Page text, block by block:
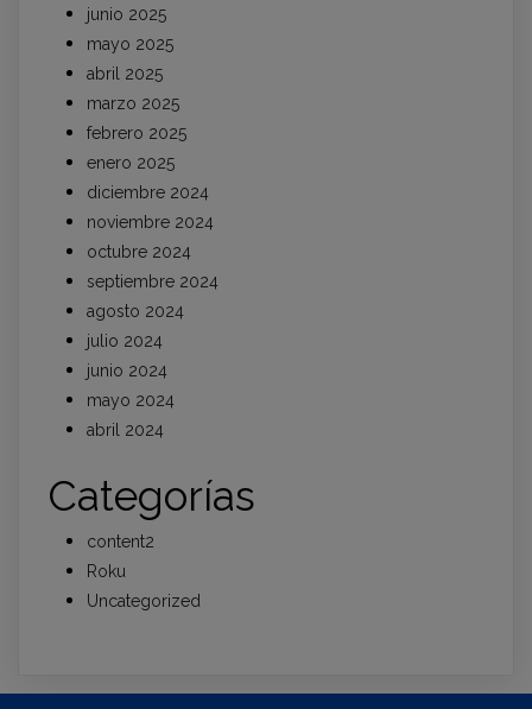
junio 2025
mayo 2025
abril 2025
marzo 2025
febrero 2025
enero 2025
diciembre 2024
noviembre 2024
octubre 2024
septiembre 2024
agosto 2024
julio 2024
junio 2024
mayo 2024
abril 2024
Categorías
content2
Roku
Uncategorized